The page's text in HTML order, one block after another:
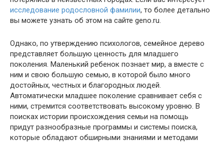
исследование родословной фамилии, то более детально
вы можете узнать об этом на сайте geno.ru.
Однако, по утверждению психологов, семейное дерево
представляет большую ценность для младшего
поколения. Маленький ребенок познает мир, а вместе с
ним и свою большую семью, в которой было много
достойных, честных и благородных людей.
Автоматически младшее поколение сравнивает себя с
ними, стремится соответствовать высокому уровню. В
поисках истории происхождения семьи на помощь
придут разнообразные программы и системы поиска,
которые обладают обширными знаниями и методами